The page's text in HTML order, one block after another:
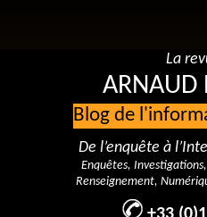
La
ARNAUD
Blog de
De l’enquête à
Enquêtes,
Renseignement,